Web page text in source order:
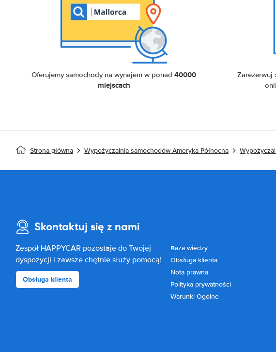
Oferujemy samochody na wynajem w ponad40000
miejscach
Zarezerwuj
Strona główna Wypożyczalnia samochodów Ameryka Północna
Skontaktuj się z nami
Zespół HAPPYCAR pozostaje do Twojej
dyspozycji i zawsze chętnie służy pomocą!
Obsługa klienta
Baza wiedzy
Obsługa klienta
Nota prawna
Polityka prywatności
Warunki Ogólne